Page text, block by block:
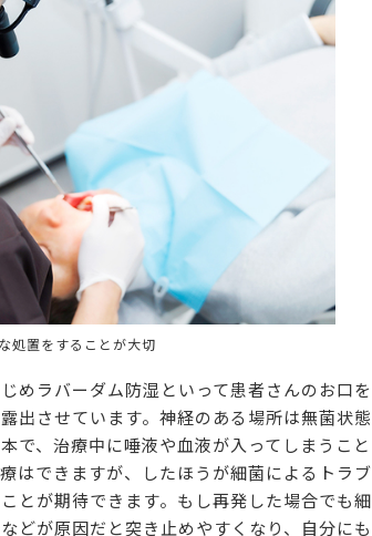
処置をすることが大切
めラバーダム防湿といって患者さんのお口を
出させています。神経のある場所は無菌状態
で、治療中に唾液や血液が入ってしまうこと
はできますが、したほうが細菌によるトラブ
とが期待できます。もし再発した場合でも細
どが原因だと突き止めやすくなり、自分にも